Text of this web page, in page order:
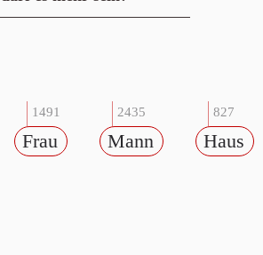
1491
Frau
2435
Mann
827
Haus